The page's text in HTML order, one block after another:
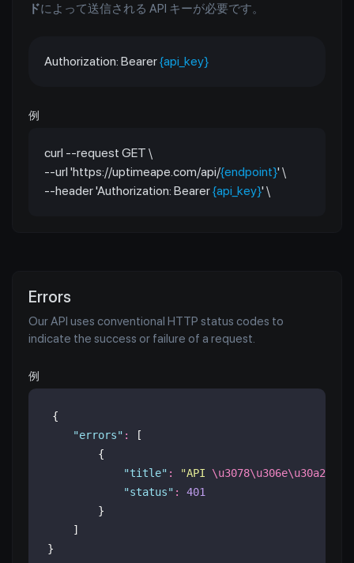
ドによって送信される API キーが必要です。
Authorization: Bearer{api_key}
例
curl --request GET \
--url 'https://uptimeape.com/api/{endpoint}' \
--header 'Authorization: Bearer{api_key}' \
Errors
Our API uses conventional HTTP status codes to
indicate the success or failure of a request.
例
{
"errors" :
[
        {
"title" : "API
"status" :
401
        }
    ]
}